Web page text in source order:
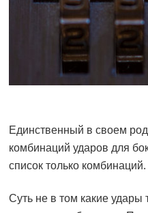
Единственный в своем
комбинаций ударов для
список только комбинаций.
Суть не в том какие